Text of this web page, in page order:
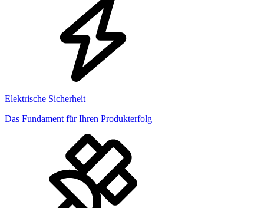
Elektrische Sicherheit
Das Fundament für Ihren Produkterfolg